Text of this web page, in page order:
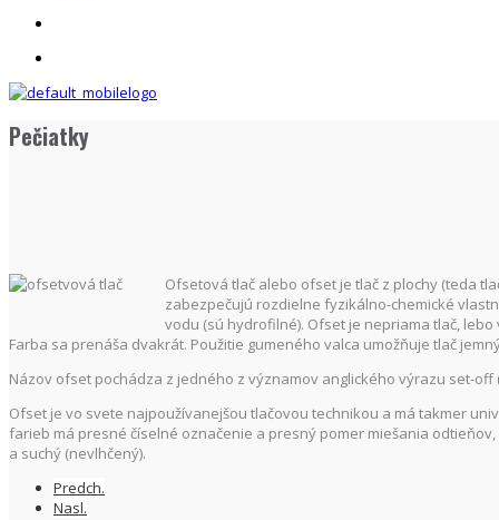
Pečiatky
Ofsetová tlač alebo ofset je tlač z plochy (teda
zabezpečujú rozdielne fyzikálno-chemické
vodu (sú hydrofilné). Ofset je nepriama tlač,
Farba sa prenáša dvakrát. Použitie gumeného valca umožňuje tlač
Názov ofset pochádza z jedného z významov anglického výrazu set-
Ofset je vo svete najpoužívanejšou tlačovou technikou a má takmer
farieb má presné číselné označenie a presný pomer miešania
a suchý (nevlhčený).
Predch.
Nasl.